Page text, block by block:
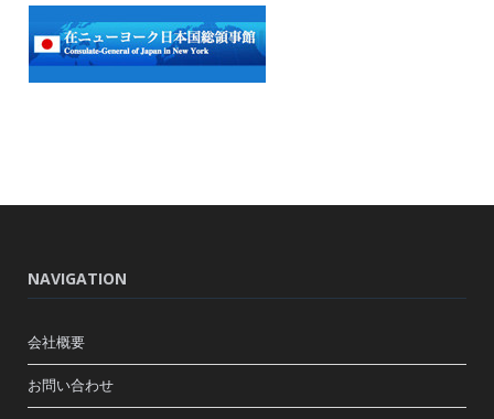
NAVIGATION
会社概要
お問い合わせ